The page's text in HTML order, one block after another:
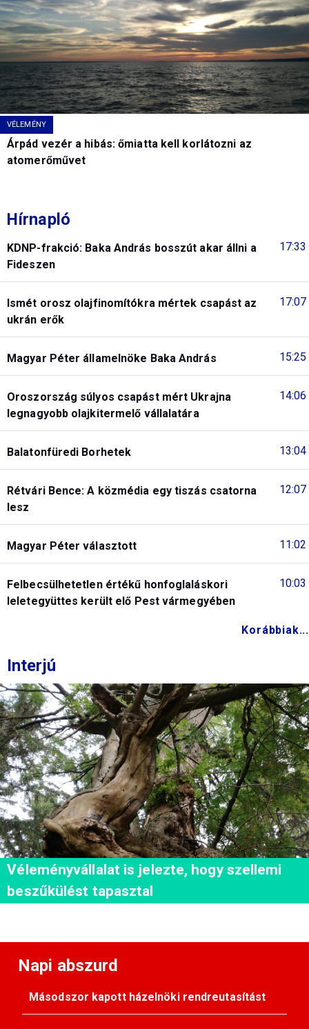
VÉLEMÉNY
Árpád vezér a hibás: őmiatta kell korlátozni az
atomerőművet
Hírnapló
17:33
KDNP-frakció: Baka András bosszút akar állni a
Fideszen
17:07
Ismét orosz olajfinomítókra mértek csapást az
ukrán erők
15:25
Magyar Péter államelnöke Baka András
14:06
Oroszország súlyos csapást mért Ukrajna
legnagyobb olajkitermelő vállalatára
13:04
Balatonfüredi Borhetek
12:07
Rétvári Bence: A közmédia egy tiszás csatorna
lesz
11:02
Magyar Péter választott
10:03
Felbecsülhetetlen értékű honfoglaláskori
leletegyüttes került elő Pest vármegyében
Korábbiak...
Interjú
Véleményvállalat is jelezte, hogy szellemi
beszűkülést tapasztal
Napi abszurd
Másodszor kapott házelnöki rendreutasítást